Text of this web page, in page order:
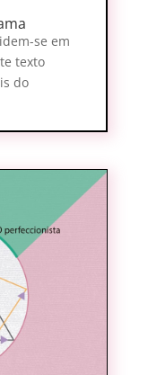
se em
texto
do